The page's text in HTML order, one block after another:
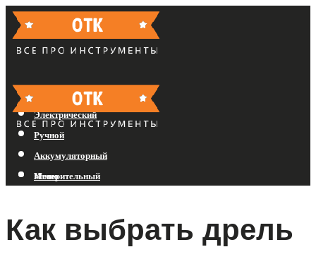
Бензиновый
Электрический
Ручной
Аккумуляторный
Измерительный
Меню
Как выбрать дрель